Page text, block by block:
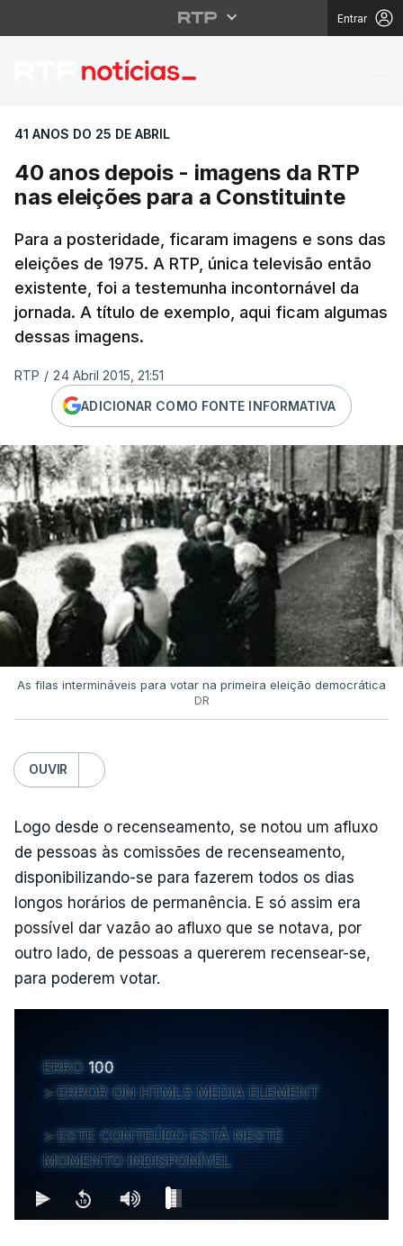
Entrar
40 anos depois -
41 ANOS DO 25 DE ABRIL
40 anos depois - imagens da RTP
nas eleições para a Constituinte
Para a posteridade, ficaram imagens e sons das
eleições de 1975. A RTP, única televisão então
existente, foi a testemunha incontornável da
jornada. A título de exemplo, aqui ficam algumas
dessas imagens.
RTP / 24 Abril 2015, 21:51
ADICIONAR COMO FONTE INFORMATIVA
As filas intermináveis para votar na primeira eleição democrática
DR
OUVIR
Logo desde o recenseamento, se notou um afluxo
de pessoas às comissões de recenseamento,
disponibilizando-se para fazerem todos os dias
longos horários de permanência. E só assim era
possível dar vazão ao afluxo que se notava, por
outro lado, de pessoas a quererem recensear-se,
para poderem votar.
ERRO 100
ERROR ON HTML5 MEDIA ELEMENT
ESTE CONTEÚDO ESTÁ NESTE
MOMENTO INDISPONÍVEL